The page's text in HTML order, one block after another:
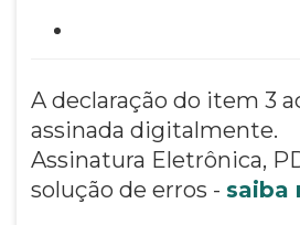
A declaração do item 3
assinada digitalmente.
Assinatura Eletrônica,
solução de erros - saiba